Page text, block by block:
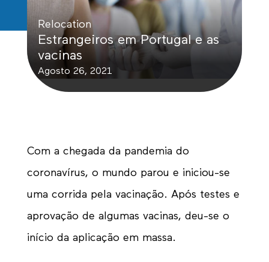
Relocation
Estrangeiros em Portugal e as
vacinas
Agosto 26, 2021
Com a chegada da pandemia do
coronavírus, o mundo parou e iniciou-se
uma corrida pela vacinação. Após testes e
aprovação de algumas vacinas, deu-se o
início da aplicação em massa.